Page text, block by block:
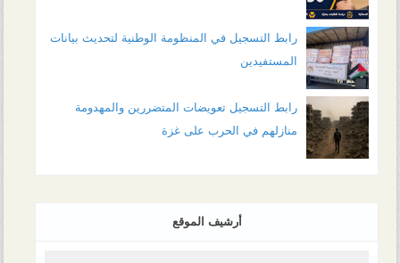
رابط التسجيل في المنظومة الوطنية لتحديث بيانات
المستفيدين
رابط التسجيل تعويضات المتضررين والمهدومة
منازلهم في الحرب على غزة
أرشيف الموقع